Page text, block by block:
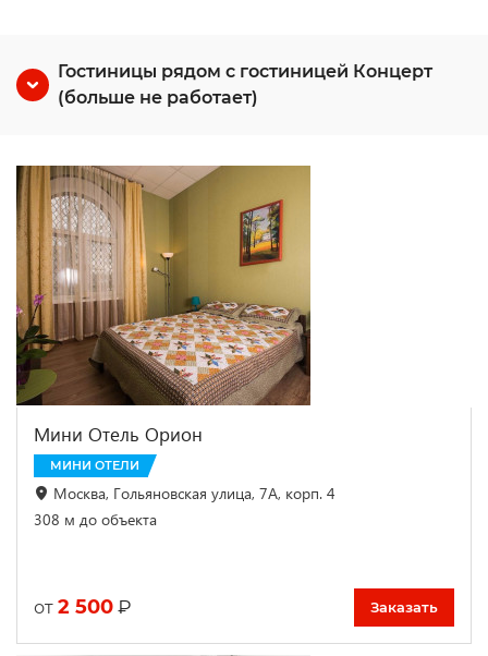
Гостиницы рядом с гостиницей Концерт
(больше не работает)
Мини Отель Орион
МИНИ ОТЕЛИ
Москва, Гольяновская улица, 7А, корп. 4
308 м до объекта
от 2 500 ₽ Заказать